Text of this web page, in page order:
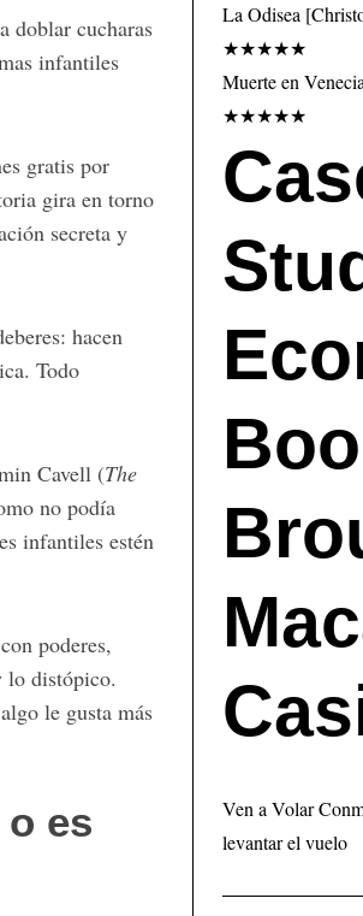
doblar cucharas
infantiles
gratis por
gira en torno
secreta y
hacen
Todo
Cavell (The
no podía
infantiles estén
poderes,
lo distópico.
le gusta más
o es
La Odisea
★★★★★
Muerte en
★★★★★
Ven a Volar
levantar el vuelo